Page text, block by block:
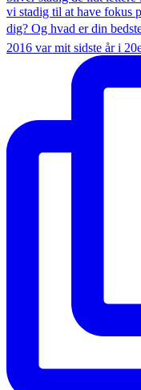
2016 var mit sidste år i